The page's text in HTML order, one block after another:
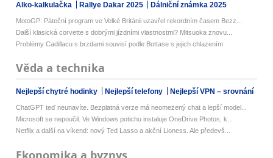
Alko-kalkulačka Rallye Dakar 2025 Dálniční známka 2025
MotoGP: Páteční program ve Velké Británii uzavřel rekordním časem Bezz...
Další klasická corvette s dobrými jízdními vlastnostmi? Mitsuoka znovu...
Problémy Cadillacu s brzdami souvisí podle Bottase s jejich chlazením
Věda a technika
Nejlepší chytré hodinky Nejlepší telefony Nejlepší VPN – srovnání
ChatGPT teď neunavíte. Bezplatná verze má neomezený chat a lepší model...
Microsoft se nepoučil. Ve Windows potichu instaluje OneDrive Photos, k...
Netflix a další na víkend: nový Ted Lasso a akční Lioness. Ale předevš...